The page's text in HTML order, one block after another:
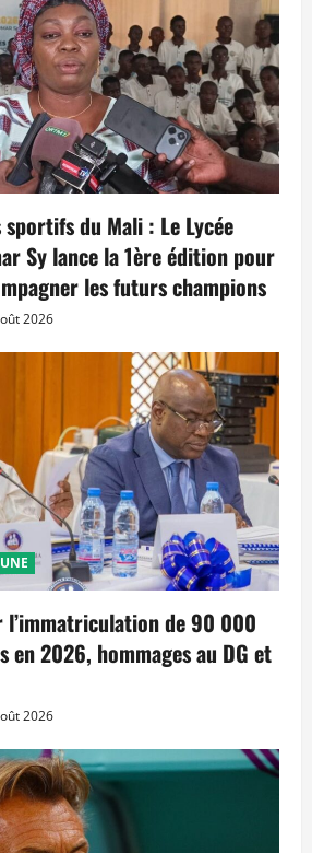
sportifs du Mali : Le Lycée
Sy lance la 1ère édition pour
les futurs champions
2026
UNE
l’immatriculation de 90 000
en 2026, hommages au DG et
2026